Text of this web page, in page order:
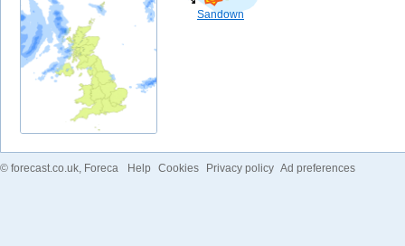
Sandown
© forecast.co.uk , Foreca Help Cookies Privacy policy Ad preferences